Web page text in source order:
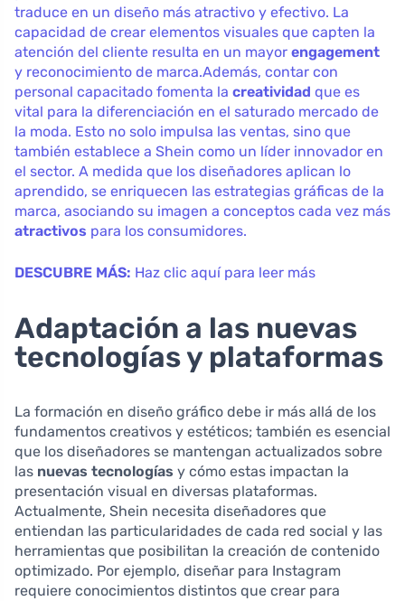
traduce en un diseño más atractivo y efectivo. La
capacidad de crear elementos visuales que capten la
atención del cliente resulta en un mayor engagement
y reconocimiento de marca.Además, contar con
personal capacitado fomenta la creatividad que es
vital para la diferenciación en el saturado mercado de
la moda. Esto no solo impulsa las ventas, sino que
también establece a Shein como un líder innovador en
el sector. A medida que los diseñadores aplican lo
aprendido, se enriquecen las estrategias gráficas de la
marca, asociando su imagen a conceptos cada vez más
atractivos para los consumidores.
DESCUBRE MÁS: Haz clic aquí para leer más
Adaptación a las nuevas
tecnologías y plataformas
La formación en diseño gráfico debe ir más allá de los
fundamentos creativos y estéticos; también es esencial
que los diseñadores se mantengan actualizados sobre
las nuevas tecnologías y cómo estas impactan la
presentación visual en diversas plataformas.
Actualmente, Shein necesita diseñadores que
entiendan las particularidades de cada red social y las
herramientas que posibilitan la creación de contenido
optimizado. Por ejemplo, diseñar para Instagram
requiere conocimientos distintos que crear para